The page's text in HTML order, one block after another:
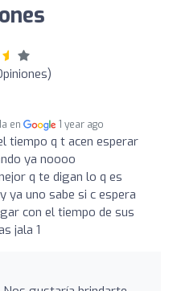
en 1 year ago
tiempo q t acen esperar
ya noooo
q te digan lo q es
ya uno sabe si c espera
con el tiempo de sus
jala 1